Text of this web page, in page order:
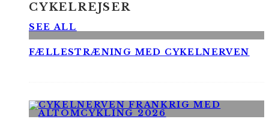
CYKELREJSER
SEE ALL
FÆLLESTRÆNING MED CYKELNERVEN